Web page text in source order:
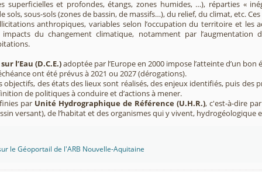
superficielles et profondes, étangs, zones humides, …), réparties «
sols, sous-sols (zones de bassin, de massifs…), du relief, du climat, etc.
anthropiques, variables selon l’occupation du territoire et les
impacts du changement climatique, notamment par l’augmentation
l’Eau (D.C.E.)adoptée par l’Europe en 2000 impose l’atteinte d’un
ont été prévus à 2021 ou 2027 (dérogations).
objectifs, des états des lieux sont réalisés, des enjeux identifiés, puis des
de politiques à conduire et d’actions à mener.
par Unité Hydrographique de Référence (U.H.R.), c'est-à-dire
versant), de l’habitat et des organismes qui y vivent, hydrogéologique
le Géoportail de l'ARB Nouvelle-Aquitaine